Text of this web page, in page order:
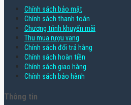
Chính sách bảo mật
Chính sách thanh toán
Chương trình khuyến mãi
Thu mua rượu vang
Chính sách đổi trả hàng
Chính sách hoàn tiền
Chính sách giao hàng
Chính sách bảo hành
Thông tin